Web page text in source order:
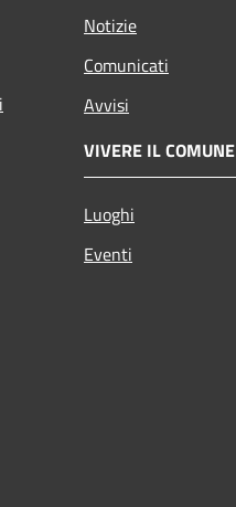
Notizie
Comunicati
Avvisi
VIVERE IL COMUNE
Luoghi
Eventi